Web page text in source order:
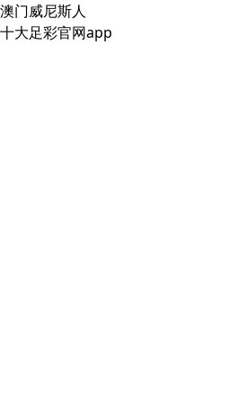
澳门威尼斯人
十大足彩官网app